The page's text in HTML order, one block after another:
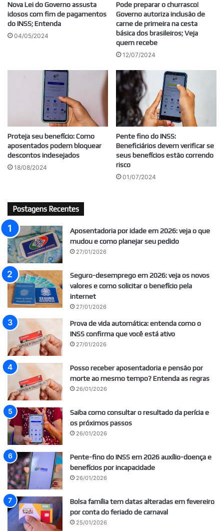
Nova Lei do Governo assusta
idosos com fim de pagamentos
do INSS; Entenda
04/05/2024
Pode preparar o churrasco!
Governo autoriza inclusão de
carne de primeira na cesta
básica dos brasileiros; Veja
quem recebe
12/07/2024
Proteja seu benefício: Como
aposentados podem bloquear
descontos indesejados
18/08/2024
Pente fino do INSS:
Beneficiários devem verificar se
seus benefícios estão correndo
risco
01/07/2024
Postagens Recentes
Aposentadoria por idade em 2026: veja o que
mudou e como planejar seu pedido
27/01/2026
Seguro-desemprego em 2026: veja os novos
valores e como solicitar o benefício pela
internet
27/01/2026
Prova de vida automática: entenda como o
INSS confirma que você está ativo
27/01/2026
Posso receber aposentadoria e pensão por
morte ao mesmo tempo? Entenda as regras
26/01/2026
Saiba como consultar o resultado da perícia e
os próximos passos
26/01/2026
Pente-fino do INSS em 2026 auxílio-doença e
benefícios por incapacidade
26/01/2026
Bolsa família tem datas alteradas em fevereiro
por conta do feriado de carnaval
25/01/2026